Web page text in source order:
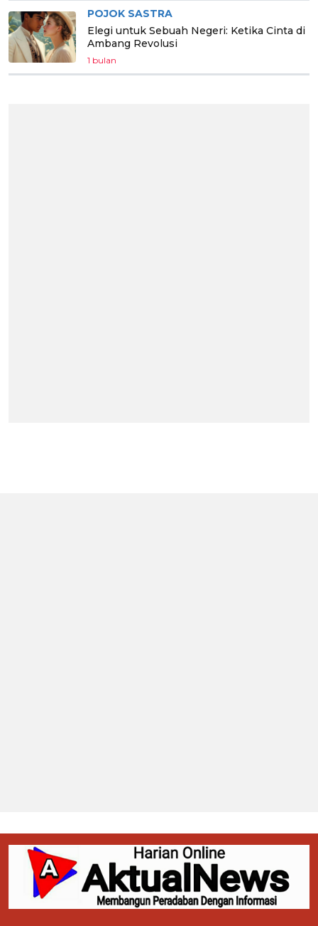
POJOK SASTRA
Elegi untuk Sebuah Negeri: Ketika Cinta di
Ambang Revolusi
1 bulan